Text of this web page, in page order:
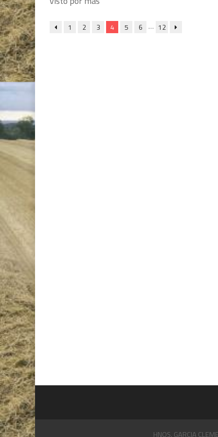
1 2 3 4 5 6 … 12
HNOS. GARCIA